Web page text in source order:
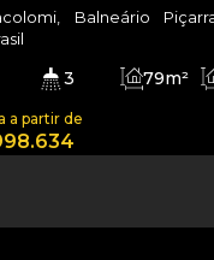
Balneário
3 79m²